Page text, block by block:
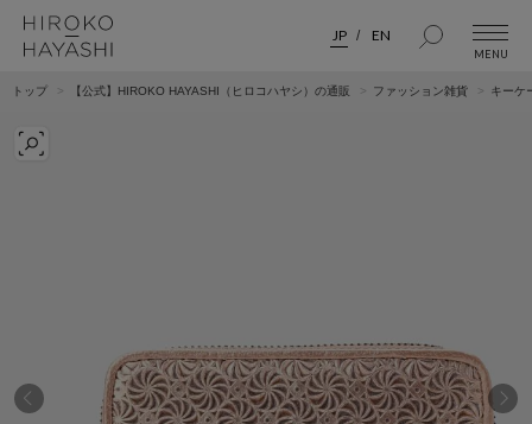
JP EN
トップ 【公式】HIROKO HAYASHI（ヒロコハヤシ）の通販 ファッション雑貨 キーケ